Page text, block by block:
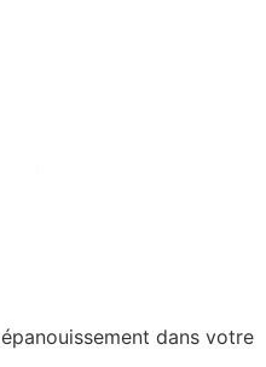
dans votre